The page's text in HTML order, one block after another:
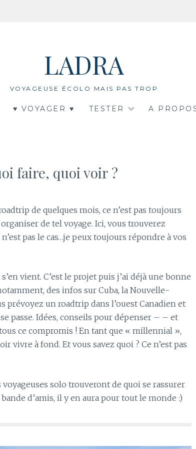
LADRA
VOYAGEUSE ÉCOLO MAIS PAS TROP
♥ VOYAGER ♥ TESTER A
faire, quoi voir ?
de quelques mois, ce n’est pas toujours
de tel voyage. Ici, vous trouverez
pas le cas…je peux toujours répondre à vos
vient. C’est le projet puis j’ai déjà une bonne
des infos sur Cuba, la Nouvelle-
prévoyez un roadtrip dans l’ouest Canadien et
passe. Idées, conseils pour dépenser – – et
ce compromis ! En tant que « millennial »,
vivre à fond. Et vous savez quoi ? Ce n’est pas
solo trouveront de quoi se rassurer
d’amis, il y en aura pour tout le monde :)